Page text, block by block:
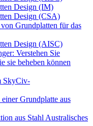
Design (IM)
Design (CSA)
Grundplatten für das
Design (AISC)
Verstehen Sie
sie beheben können
SkyCiv-
Grundplatte aus
aus Stahl Australisches